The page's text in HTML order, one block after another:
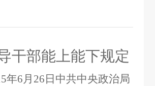
干部能上能下规定
年6月 26 日中共中央政治局